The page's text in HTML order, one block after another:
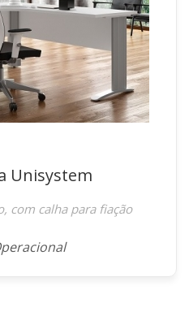
Unisystem
com calha para fiação